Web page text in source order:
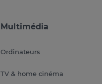
Multimédia
Ordinateurs
TV & home cinéma